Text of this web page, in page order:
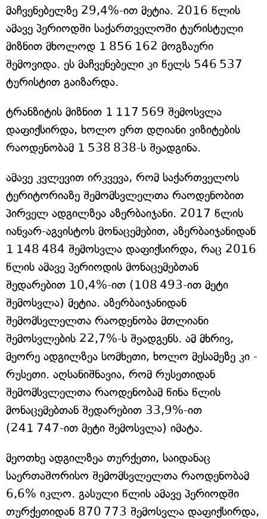
მაჩვენებელზე 29,4%-ით მეტია. 2016 წლის
ამავე პერიოდში საქართველოში ტურისტული
მიზნით მხოლოდ 1 856 162 მოგზაური
შემოვიდა. ეს მაჩვენებელი კი წელს 546 537
ტურისტით გაიზარდა.
ტრანზიტის მიზნით 1 117 569 შემოსვლა
დაფიქსირდა, ხოლო ერთ დღიანი ვიზიტების
რაოდენობამ 1 538 838-ს შეადგინა.
ამავე კვლევით ირკვევა, რომ საქართველოს
ტერიტორიაზე შემომსვლელთა რაოდენობით
პირველ ადგილზეა აზერბაიჯანი. 2017 წლის
იანვარ-აგვისტოს მონაცემებით, აზერბაიჯანიდან
1 148 484 შემოსვლა დაფიქსირდა, რაც 2016
წლის ამავე პერიოდის მონაცემებთან
შედარებით 10,4%-ით (108 493-ით მეტი
შემოსვლა) მეტია. აზერბაიჯანიდან
შემომსვლელთა რაოდენობა მთლიანი
შემოსვლების 22,7%-ს შეადგენს. ამ მხრივ,
მეორე ადგილზეა სომხეთი, ხოლო მესამეზე კი -
რუსეთი. აღსანიშნავია, რომ რუსეთიდან
შემომსვლელთა რაოდენობამ წინა წლის
მონაცემებთან შედარებით 33,9%-ით
(241 747-ით მეტი შემოსვლა) იმატა.
მეოთხე ადგილზეა თურქეთი, საიდანაც
საერთაშორისო შემომსვლელთა რაოდენობამ
6,6% იკლო. გასული წლის ამავე პერიოდში
თურქეთიდან 870 773 შემოსვლა დაფიქსირდა,